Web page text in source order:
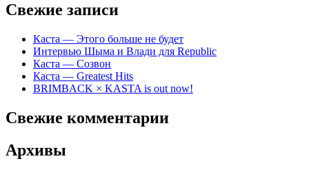
Свежие записи
Каста — Этого больше не будет
Интервью Шыма и Влади для Republic
Каста — Созвон
Каста — Greatest Hits
BRIMBACK × KASTA is out now!
Свежие комментарии
Архивы